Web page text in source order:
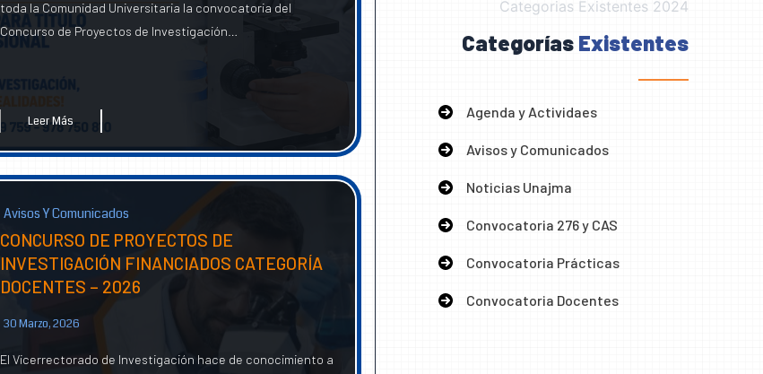
toda la Comunidad Universitaria la convocatoria del
Concurso de Proyectos de Investigación…
Leer Más
Avisos Y Comunicados
CONCURSO DE PROYECTOS DE
INVESTIGACIÓN FINANCIADOS CATEGORÍA
DOCENTES – 2026
30 Marzo, 2026
El Vicerrectorado de Investigación hace de conocimiento a
Categorias Existentes 2024
Categorías Existentes
Agenda y Actividaes
Avisos y Comunicados
Noticias Unajma
Convocatoria 276 y CAS
Convocatoria Prácticas
Convocatoria Docentes